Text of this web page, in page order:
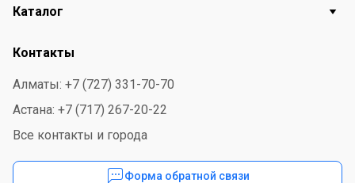
Каталог
Контакты
Алматы: +7 (727) 331-70-70
Астана: +7 (717) 267-20-22
Все контакты и города
Форма обратной связи